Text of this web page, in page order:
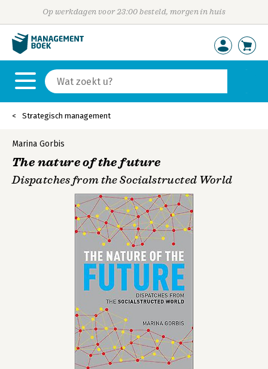
Op werkdagen voor 23:00 besteld, morgen in huis
Strategisch management
Marina Gorbis
The nature of the future
Dispatches from the Socialstructed World